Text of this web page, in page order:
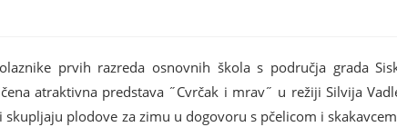
prvih razreda osnovnih škola s područja grada
atraktivna predstava ˝Cvrčak i mrav˝ u režiji Silvija
plodove za zimu u dogovoru s pčelicom i